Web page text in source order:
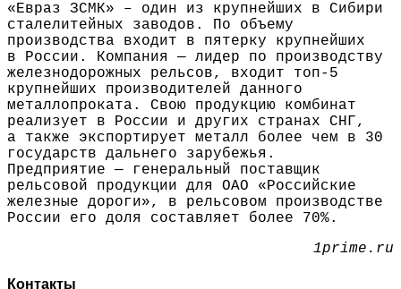
«Евраз ЗСМК» – один из крупнейших в Сибири
сталелитейных заводов. По объему
производства входит в пятерку крупнейших
в России. Компания — лидер по производству
железнодорожных рельсов, входит топ-5
крупнейших производителей данного
металлопроката. Свою продукцию комбинат
реализует в России и других странах СНГ,
а также экспортирует металл более чем в 30
государств дальнего зарубежья.
Предприятие — генеральный поставщик
рельсовой продукции для ОАО «Российские
железные дороги», в рельсовом производстве
России его доля составляет более 70%.
1prime.ru
Контакты